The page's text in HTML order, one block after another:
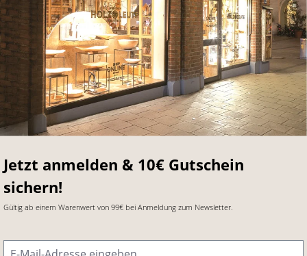
Jetzt anmelden & 10€ Gutschein
sichern!
Gültig ab einem Warenwert von 99€ bei Anmeldung zum Newsletter.
E-Mail-Adresse